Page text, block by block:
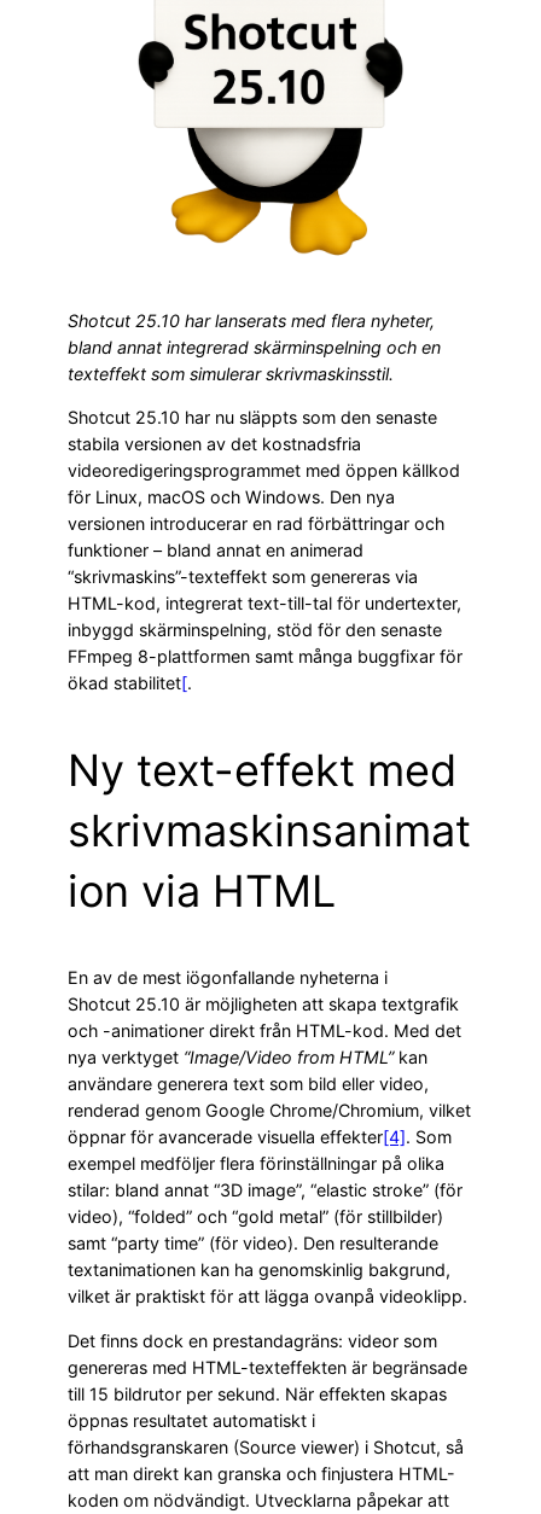
Shotcut 25.10 har lanserats med flera nyheter,
bland annat integrerad skärminspelning och en
texteffekt som simulerar skrivmaskinsstil.
Shotcut 25.10 har nu släppts som den senaste
stabila versionen av det kostnadsfria
videoredigeringsprogrammet med öppen källkod
för Linux, macOS och Windows. Den nya
versionen introducerar en rad förbättringar och
funktioner – bland annat en animerad
“skrivmaskins”-texteffekt som genereras via
HTML-kod, integrerat text-till-tal för undertexter,
inbyggd skärminspelning, stöd för den senaste
FFmpeg 8-plattformen samt många buggfixar för
ökad stabilitet[.
Ny text-effekt med
skrivmaskinsanimat
ion via HTML
En av de mest iögonfallande nyheterna i
Shotcut 25.10 är möjligheten att skapa textgrafik
och -animationer direkt från HTML-kod. Med det
nya verktyget “Image/Video from HTML”kan
användare generera text som bild eller video,
renderad genom Google Chrome/Chromium, vilket
öppnar för avancerade visuella effekter[4]. Som
exempel medföljer flera förinställningar på olika
stilar: bland annat “3D image”, “elastic stroke” (för
video), “folded” och “gold metal” (för stillbilder)
samt “party time” (för video). Den resulterande
textanimationen kan ha genomskinlig bakgrund,
vilket är praktiskt för att lägga ovanpå videoklipp.
Det finns dock en prestandagräns: videor som
genereras med HTML-texteffekten är begränsade
till 15 bildrutor per sekund. När effekten skapas
öppnas resultatet automatiskt i
förhandsgranskaren (Source viewer) i Shotcut, så
att man direkt kan granska och finjustera HTML-
koden om nödvändigt. Utvecklarna påpekar att